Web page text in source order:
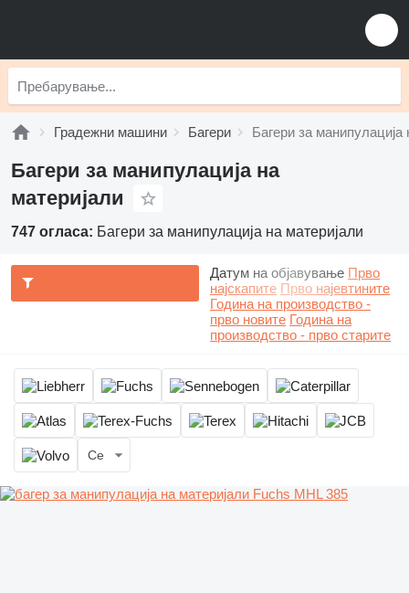
Градежни машини Багери Багери за манипулација
Багери за манипулација на
материјали
747 огласа: Багери за манипулација на материјали
Датум на објавување Прво
најскапите Прво најевтините
Година на производство -
прво новите Година на
производство - прво старите
Се